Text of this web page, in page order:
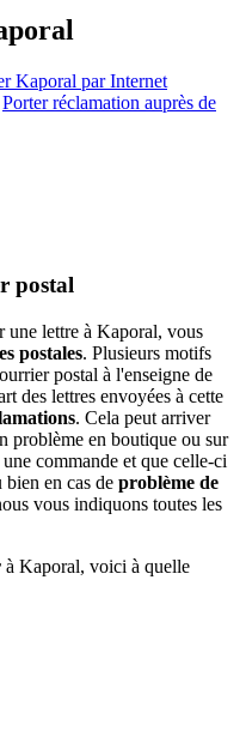
Kaporal par Internet
Porter réclamation auprès de
postal
une lettre à Kaporal, vous
postales. Plusieurs motifs
postal à l'enseigne de
des lettres envoyées à cette
. Cela peut arriver
problème en boutique ou sur
commande et que celle-ci
en cas de problème de
vous indiquons toutes les
à Kaporal, voici à quelle